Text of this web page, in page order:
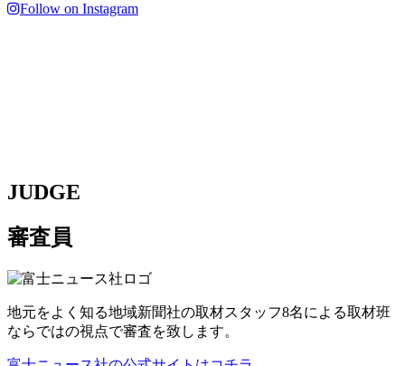
Follow on Instagram
JUDGE
審査員
地元をよく知る地域新聞社の取材スタッフ8名による取材班
ならではの視点で審査を致します。